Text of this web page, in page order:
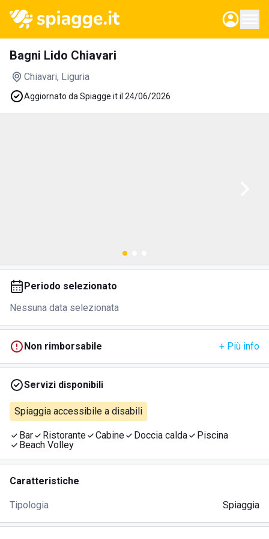
Bagni Lido Chiavari
Chiavari, Liguria
Aggiornato da Spiagge.it il 24/06/2026
Periodo selezionato
Nessuna data selezionata
Non rimborsabile + Più info
Servizi disponibili
Spiaggia accessibile a disabili
Bar Ristorante Cabine Doccia calda
Piscina
Beach Volley
Caratteristiche
Tipologia Spiaggia